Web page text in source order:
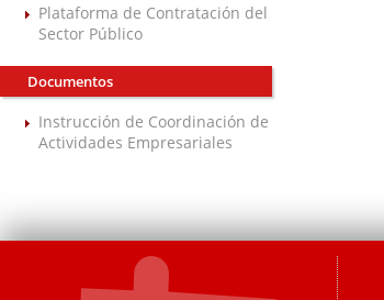
Plataforma de Contratación del
Sector Público
Documentos
Instrucción de Coordinación de
Actividades Empresariales